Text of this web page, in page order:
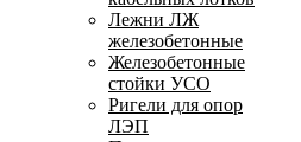
Лежни ЛЖ
железобетонные
Железобетонные
стойки УСО
Ригели для опор
ЛЭП